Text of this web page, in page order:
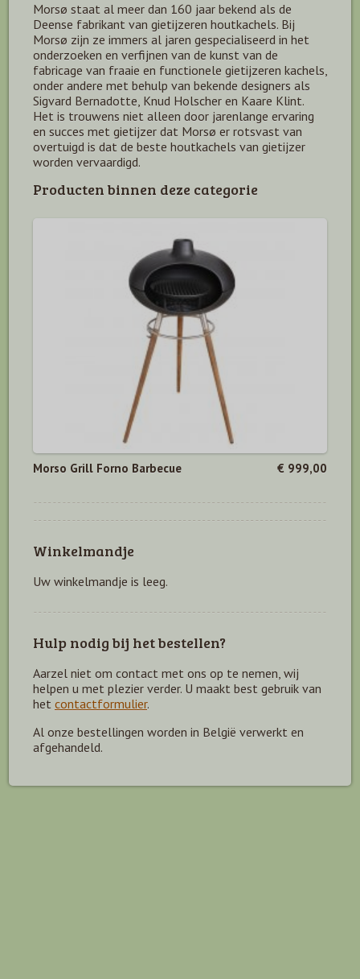
Morsø staat al meer dan 160 jaar bekend als de
Deense fabrikant van gietijzeren houtkachels. Bij
Morsø zijn ze immers al jaren gespecialiseerd in het
onderzoeken en verfijnen van de kunst van de
fabricage van fraaie en functionele gietijzeren kachels,
onder andere met behulp van bekende designers als
Sigvard Bernadotte, Knud Holscher en Kaare Klint.
Het is trouwens niet alleen door jarenlange ervaring
en succes met gietijzer dat Morsø er rotsvast van
overtuigd is dat de beste houtkachels van gietijzer
worden vervaardigd.
Producten binnen deze categorie
Morso Grill Forno Barbecue € 999,00
Winkelmandje
Uw winkelmandje is leeg.
Hulp nodig bij het bestellen?
Aarzel niet om contact met ons op te nemen, wij
helpen u met plezier verder. U maakt best gebruik van
het contactformulier.
Al onze bestellingen worden in België verwerkt en
afgehandeld.